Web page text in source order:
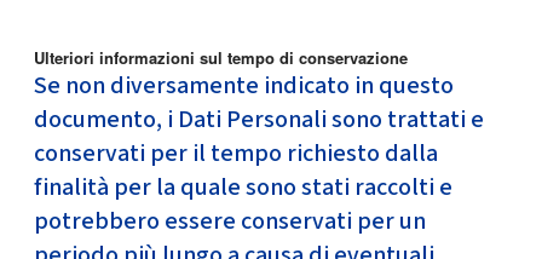
Ulteriori informazioni sul tempo di conservazione
Se non diversamente indicato in questo
documento, i Dati Personali sono trattati e
conservati per il tempo richiesto dalla
finalità per la quale sono stati raccolti e
potrebbero essere conservati per un